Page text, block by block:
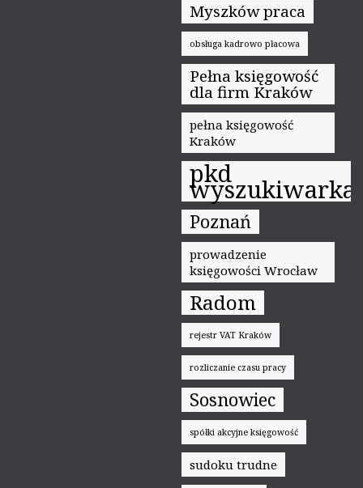
Myszków praca
obsługa kadrowo płacowa
Pełna księgowość
dla firm Kraków
pełna księgowość
Kraków
pkd
wyszukiwarka
Poznań
prowadzenie
księgowości Wrocław
Radom
rejestr VAT Kraków
rozliczanie czasu pracy
Sosnowiec
spółki akcyjne księgowość
sudoku trudne